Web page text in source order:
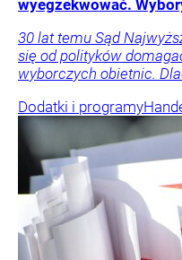
wyegzekwować.
30 lat temu Sąd
się od polityków
wyborczych obietnic.
Dodatki i programy